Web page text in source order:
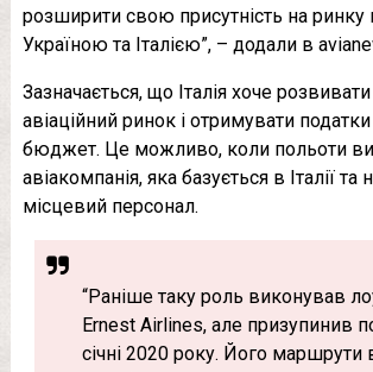
розширити свою присутність на ринку
Україною та Італією”, – додали в
Зазначається, що Італія хоче
авіаційний ринок і отримувати
бюджет. Це можливо, коли польоти
авіакомпанія, яка базується в Італії та
місцевий персонал.
“Раніше таку роль виконував
Ernest Airlines, але призупинив
січні 2020 року. Його маршрути